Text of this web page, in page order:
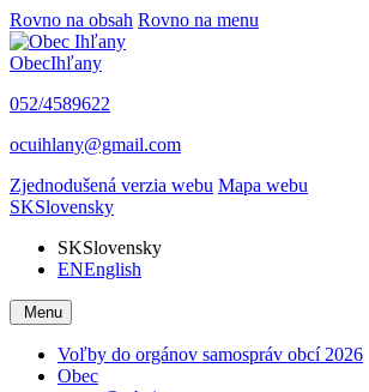
Rovno na obsah Rovno na menu
ObecIhľany
052/4589622
ocuihlany@gmail.com
Zjednodušená verzia webu Mapa webu
SKSlovensky
SKSlovensky
ENEnglish
Menu
Voľby do orgánov samospráv obcí 2026
Obec